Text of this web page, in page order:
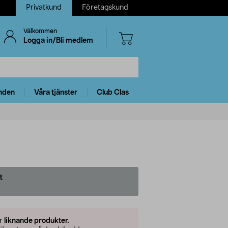
Privatkund Företagskund
Välkommen
Logga in/Bli medlem
Våra tjänster Club Clas
liknande produkter.